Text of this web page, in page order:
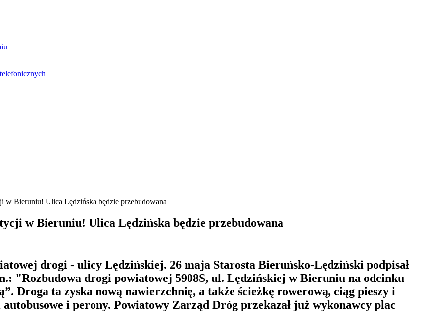
w Bieruniu! Ulica Lędzińska będzie przebudowana
w Bieruniu! Ulica Lędzińska będzie przebudowana
drogi - ulicy Lędzińskiej. 26 maja Starosta Bieruńsko-Lędziński podpisał
"Rozbudowa drogi powiatowej 5908S, ul. Lędzińskiej w Bieruniu na odcinku
Droga ta zyska nową nawierzchnię, a także ścieżkę rowerową, ciąg pieszy i
i perony. Powiatowy Zarząd Dróg przekazał już wykonawcy plac